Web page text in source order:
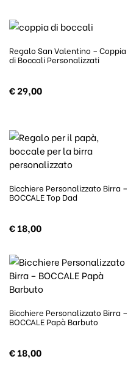
Regalo San Valentino – Coppia
di Boccali Personalizzati
€29,00
Bicchiere Personalizzato Birra –
BOCCALE Top Dad
€18,00
Bicchiere Personalizzato Birra –
BOCCALE Papà Barbuto
€18,00